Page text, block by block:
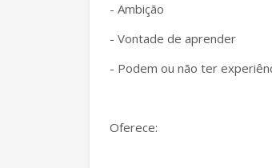
- Ambição
- Vontade de aprender
- Podem ou não ter
Oferece: